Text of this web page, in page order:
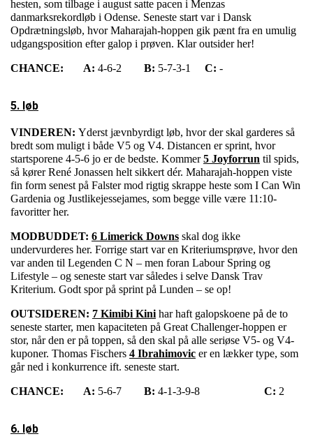
hesten, som tilbage i august satte pacen i Menzas
danmarksrekordløb i Odense. Seneste start var i Dansk
Opdrætningsløb, hvor Maharajah-hoppen gik pænt fra en umulig
udgangsposition efter galop i prøven. Klar outsider her!
CHANCE: A: 4-6-2 B: 5-7-3-1 C: -
5. løb
VINDEREN: Yderst jævnbyrdigt løb, hvor der skal garderes så
bredt som muligt i både V5 og V4. Distancen er sprint, hvor
startsporene 4-5-6 jo er de bedste. Kommer5 Joyforrun til spids,
så kører René Jonassen helt sikkert dér. Maharajah-hoppen viste
fin form senest på Falster mod rigtig skrappe heste som I Can Win
Gardenia og Justlikejessejames, som begge ville være 11:10-
favoritter her.
MODBUDDET: 6 Limerick Downs skal dog ikke
undervurderes her. Forrige start var en Kriteriumsprøve, hvor den
var anden til Legenden C N – men foran Labour Spring og
Lifestyle – og seneste start var således i selve Dansk Trav
Kriterium. Godt spor på sprint på Lunden – se op!
OUTSIDEREN: 7 Kimibi Kini har haft galopskoene på de to
seneste starter, men kapaciteten på Great Challenger-hoppen er
stor, når den er på toppen, så den skal på alle seriøse V5- og V4-
kuponer. Thomas Fischers 4 Ibrahimovic er en lækker type, som
går ned i konkurrence ift. seneste start.
CHANCE: A: 5-6-7 B: 4-1-3-9-8 C: 2
6. løb